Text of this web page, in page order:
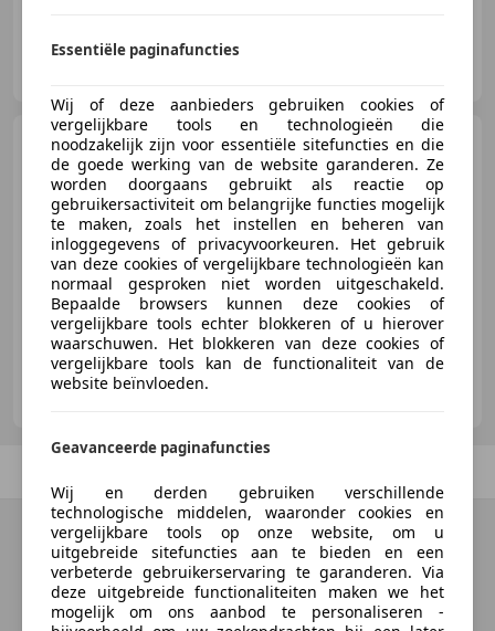
Gran Turismo Automotive GmbH
Rolls-Royce Cullinan
Black Badge
€ 469.999
08/2020 13.000 km Benzine 441 kW (600 PK)
EGOCARS
Essentiële paginafuncties
Wij of deze aanbieders gebruiken cookies of
vergelijkbare tools en technologieën die
noodzakelijk zijn voor essentiële sitefuncties en die
de goede werking van de website garanderen. Ze
worden doorgaans gebruikt als reactie op
gebruikersactiviteit om belangrijke functies mogelijk
te maken, zoals het instellen en beheren van
inloggegevens of privacyvoorkeuren. Het gebruik
van deze cookies of vergelijkbare technologieën kan
normaal gesproken niet worden uitgeschakeld.
Bepaalde browsers kunnen deze cookies of
vergelijkbare tools echter blokkeren of u hierover
waarschuwen. Het blokkeren van deze cookies of
vergelijkbare tools kan de functionaliteit van de
website beïnvloeden.
Geavanceerde paginafuncties
Wij en derden gebruiken verschillende
technologische middelen, waaronder cookies en
vergelijkbare tools op onze website, om u
uitgebreide sitefuncties aan te bieden en een
verbeterde gebruikerservaring te garanderen. Via
deze uitgebreide functionaliteiten maken we het
mogelijk om ons aanbod te personaliseren -